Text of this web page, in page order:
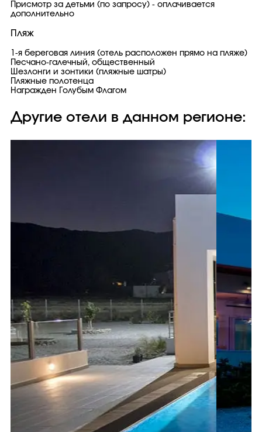
Присмотр за детьми (по запросу) - оплачивается
дополнительно
Пляж
1-я береговая линия (отель расположен прямо на пляже)
Песчано-галечный, общественный
Шезлонги и зонтики (пляжные шатры)
Пляжные полотенца
Награжден Голубым Флагом
Другие отели в данном регионе: